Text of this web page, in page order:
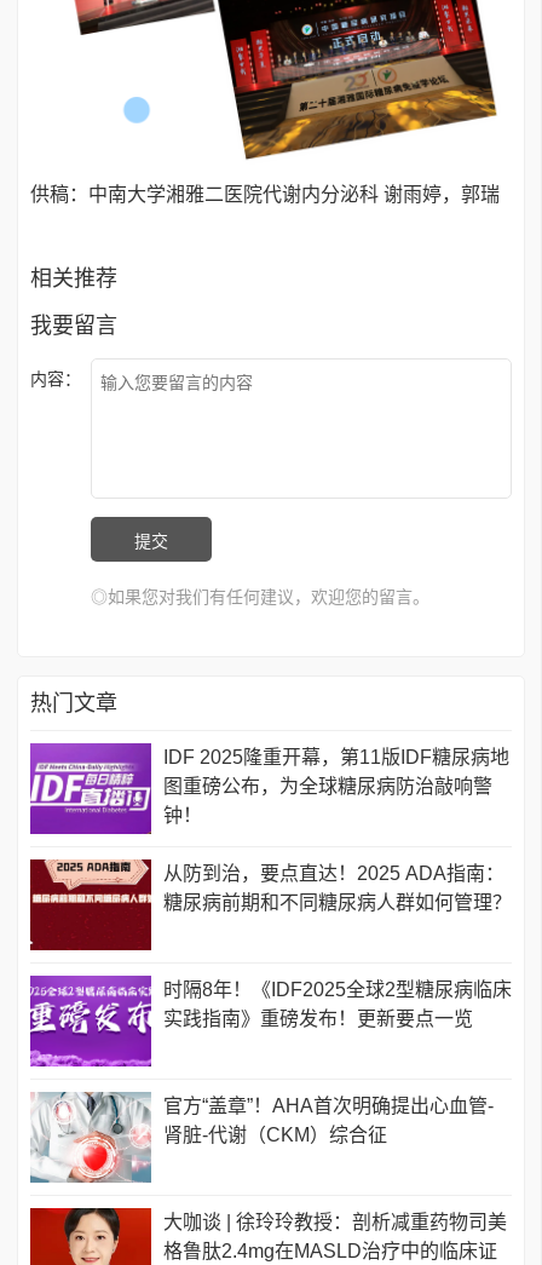
供稿：中南大学湘雅二医院代谢内分泌科 谢雨婷，郭瑞
相关推荐
我要留言
内容：
◎如果您对我们有任何建议，欢迎您的留言。
热门文章
IDF 2025隆重开幕，第11版IDF糖尿病地
图重磅公布，为全球糖尿病防治敲响警
钟！
从防到治，要点直达！2025 ADA指南：
糖尿病前期和不同糖尿病人群如何管理？
时隔8年！《IDF2025全球2型糖尿病临床
实践指南》重磅发布！更新要点一览
官方“盖章”！AHA首次明确提出心血管-
肾脏-代谢（CKM）综合征
大咖谈 | 徐玲玲教授：剖析减重药物司美
格鲁肽2.4mg在MASLD治疗中的临床证